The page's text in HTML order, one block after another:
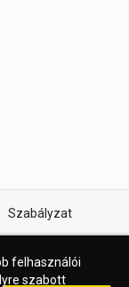
Szabályzat
felhasználói
szabott